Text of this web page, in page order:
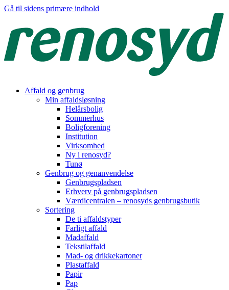
Gå til sidens primære indhold
Affald og genbrug
Min affaldsløsning
Helårsbolig
Sommerhus
Boligforening
Institution
Virksomhed
Ny i renosyd?
Tunø
Genbrug og genanvendelse
Genbrugspladsen
Erhverv på genbrugspladsen
Værdicentralen – renosyds genbrugsbutik
Sortering
De ti affaldstyper
Farligt affald
Madaffald
Tekstilaffald
Mad- og drikkekartoner
Plastaffald
Papir
Pap